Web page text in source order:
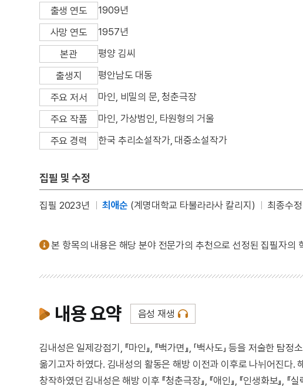
출생 연도
1909년
사망 연도
1957년
본관
평양 김씨
출생지
평안남도 대동
주요 저서
마인, 비밀의 문, 청춘극장
주요 작품
마인, 가상범인, 타원형의 거울
주요 경력
한국 추리소설작가, 대중소설작가
집필 및 수정
집필 2023년 최애순 (계명대학교 타불라라사 칼리지) 최종수
본 항목의 내용은 해당 분야 전문가의 추천으로 선정된 집필자
내용 요약 음성 재생
김내성은 일제강점기, 『마인』, 『백가면』, 「백사도」 등을 저술한
옮기고자 하였다. 김내성의 활동은 해방 이전과 이후로 나뉘어진다. 해
창작하였던 김내성은 해방 이후 『청춘극장』, 『애인』, 『인생화보』, 『